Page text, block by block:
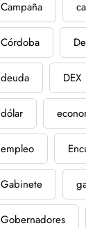
Campaña
Córdoba
deuda DEX
dólar
empleo
Gabinete
Gobernadores